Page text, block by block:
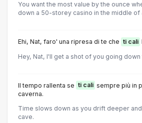
You want the most value by the ounce
down a 50-storey casino in the middle of
Ehi, Nat, faro' una ripresa di te che ti cali
Hey, Nat, I'll get a shot of you going down
Il tempo rallenta se ti cali sempre più in
caverna.
Time slows down as you drift deeper
cave.